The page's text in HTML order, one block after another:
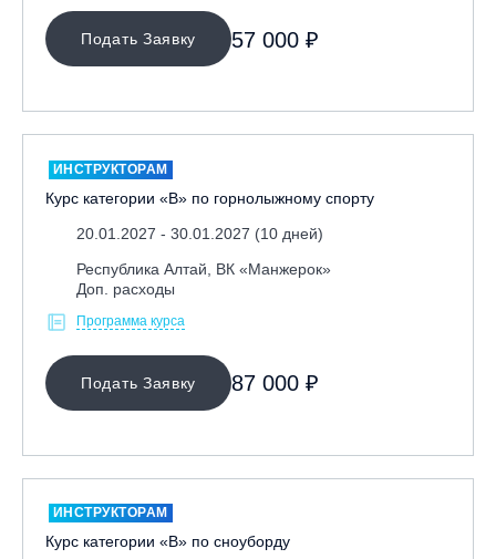
Ярославль, СП «Изгиб»
ОЧИСТИТЬ ФИЛЬТР
Подать Заявку 57 000 ₽
ИНСТРУКТОРАМ
Курс категории «В» по горнолыжному спорту
20.01.2027 - 30.01.2027 (10 дней)
Республика Алтай, ВК «Манжерок»
Доп. расходы
Программа курса
Подать Заявку 87 000 ₽
ИНСТРУКТОРАМ
Курс категории «В» по сноуборду